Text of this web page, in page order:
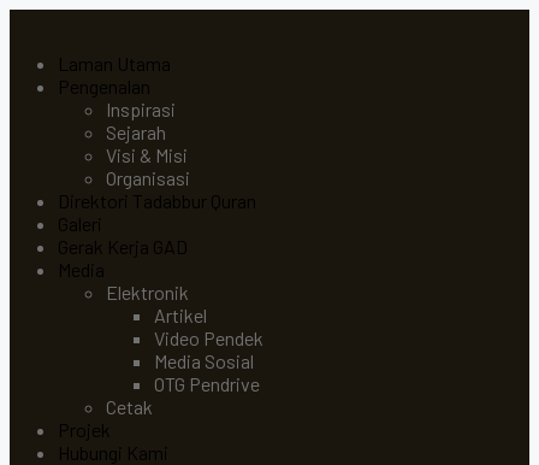
Laman Utama
Pengenalan
Inspirasi
Sejarah
Visi & Misi
Organisasi
Direktori Tadabbur Quran
Galeri
Gerak Kerja GAD
Media
Elektronik
Artikel
Video Pendek
Media Sosial
OTG Pendrive
Cetak
Projek
Hubungi Kami